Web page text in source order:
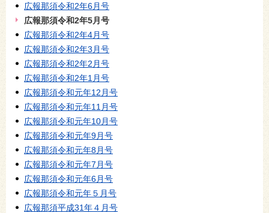
広報那須令和2年6月号
広報那須令和2年5月号
広報那須令和2年4月号
広報那須令和2年3月号
広報那須令和2年2月号
広報那須令和2年1月号
広報那須令和元年12月号
広報那須令和元年11月号
広報那須令和元年10月号
広報那須令和元年9月号
広報那須令和元年8月号
広報那須令和元年7月号
広報那須令和元年6月号
広報那須令和元年５月号
広報那須平成31年４月号